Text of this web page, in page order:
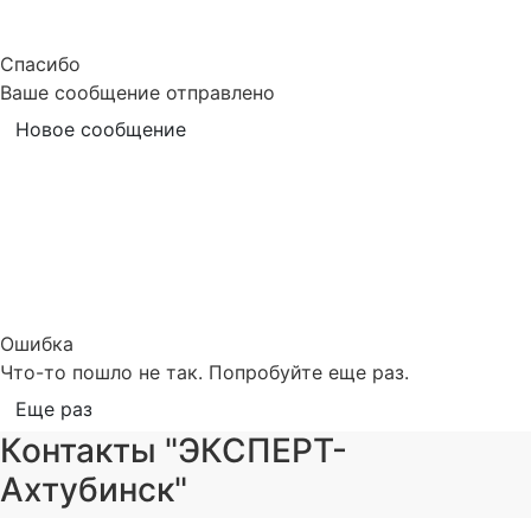
Спасибо
Ваше сообщение отправлено
Новое сообщение
Ошибка
Что-то пошло не так. Попробуйте еще раз.
Еще раз
Контакты "ЭКСПЕРТ-
Ахтубинск"